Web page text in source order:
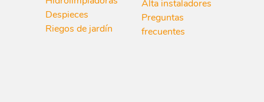
Despieces
Riegos de jardín
Alta instaladores
Preguntas
frecuentes